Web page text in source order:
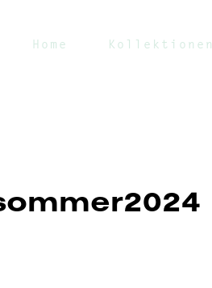
Home Kollektionen